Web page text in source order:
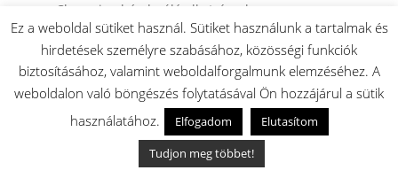
► Champion húsdaráló alkatrészek
► Csapágyak
► ErgoMixx alkatrészek
► Főzőlap alkatrészek
► Hőmérők
► Hűtő, fagyasztó alkatrészek
► Kávéfőző Kiöntők
Ez a weboldal sütiket használ. Sütiket használunk a tartalmak és
hirdetések személyre szabásához, közösségi funkciók
biztosításához, valamint weboldalforgalmunk elemzéséhez. A
weboldalon való böngészés folytatásával Ön hozzájárul a sütik
használatához.
Elfogadom
Elutasítom
Tudjon meg többet!